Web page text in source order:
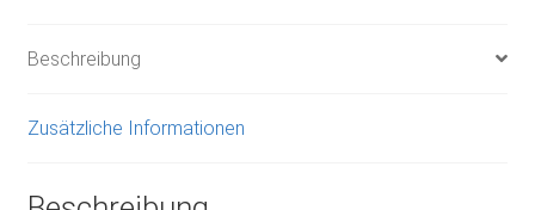
Beschreibung
Zusätzliche Informationen